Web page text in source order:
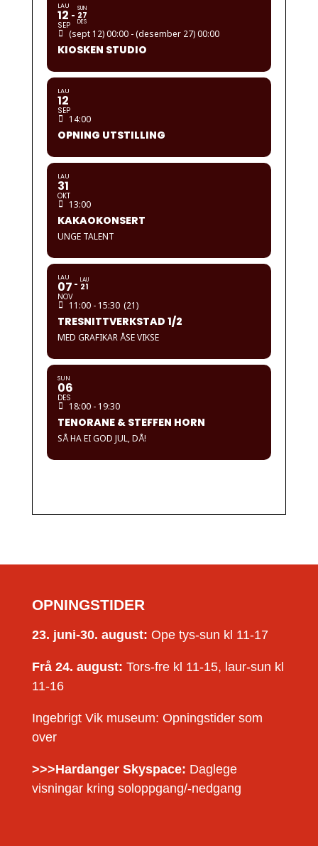
LAU
12
SEP
SUN
27
DES
(sept 12) 00:00 - (desember 27) 00:00
KIOSKEN STUDIO
LAU
12
SEP
14:00
OPNING UTSTILLING
LAU
31
OKT
13:00
KAKAOKONSERT
UNGE TALENT
LAU
07
NOV
LAU
21
11:00 - 15:30 (21)
TRESNITTVERKSTAD 1/2
MED GRAFIKAR ÅSE VIKSE
SUN
06
DES
18:00 - 19:30
TENORANE & STEFFEN HORN
SÅ HA EI GOD JUL, DÅ!
OPNINGSTIDER
23. juni-30. august: Ope tys-sun kl 11-17
Frå 24. august: Tors-fre kl 11-15, laur-sun kl
11-16
Ingebrigt Vik museum: Opningstider som
over
>>>Hardanger Skyspace: Daglege
visningar kring soloppgang/-nedgang